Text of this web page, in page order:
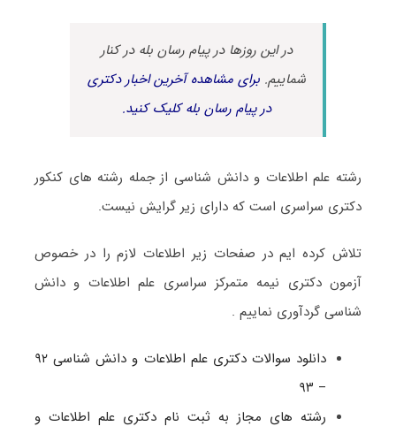
در این روزها در پیام رسان بله در کنار
شماییم.برای مشاهده آخرین اخبار دکتری
در پیام رسان بله کلیک کنید.
رشته علم اطلاعات و دانش شناسی از جمله رشته های کنکور
دکتری سراسری است که دارای زیر گرایش نیست.
تلاش کرده ایم در صفحات زیر اطلاعات لازم را در خصوص
آزمون دکتری نیمه متمرکز سراسری علم اطلاعات و دانش
شناسی گردآوری نماییم .
دانلود سوالات دکتری علم اطلاعات و دانش شناسی ۹۲
– ۹۳
رشته های مجاز به ثبت نام دکتری علم اطلاعات و